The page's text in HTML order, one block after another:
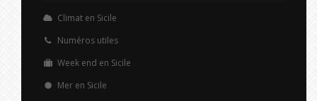
Climat en Sicile
Numéros utiles
Week end en Sicile
Mer en Sicile